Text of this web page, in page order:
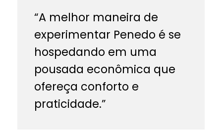
“A melhor maneira de
experimentar Penedo é se
hospedando em uma
pousada econômica que
ofereça conforto e
praticidade.”